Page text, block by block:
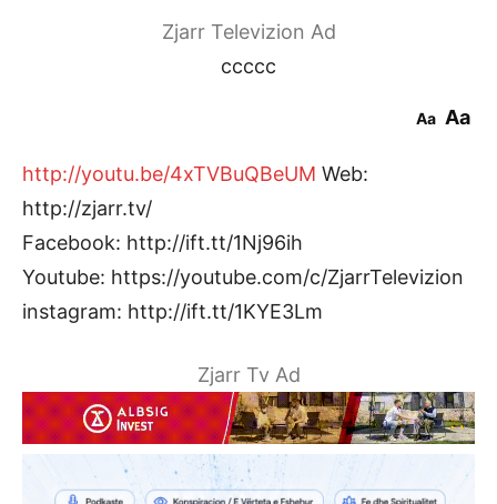
Zjarr Televizion Ad
ccccc
Aa Aa
http://youtu.be/4xTVBuQBeUM Web:
http://zjarr.tv/
Facebook: http://ift.tt/1Nj96ih
Youtube: https://youtube.com/c/ZjarrTelevizion
instagram: http://ift.tt/1KYE3Lm
Zjarr Tv Ad